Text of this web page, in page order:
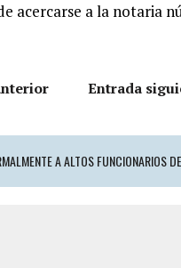
acercarse a la notaria
Entrada
A ALTOS FUNCIONARIOS